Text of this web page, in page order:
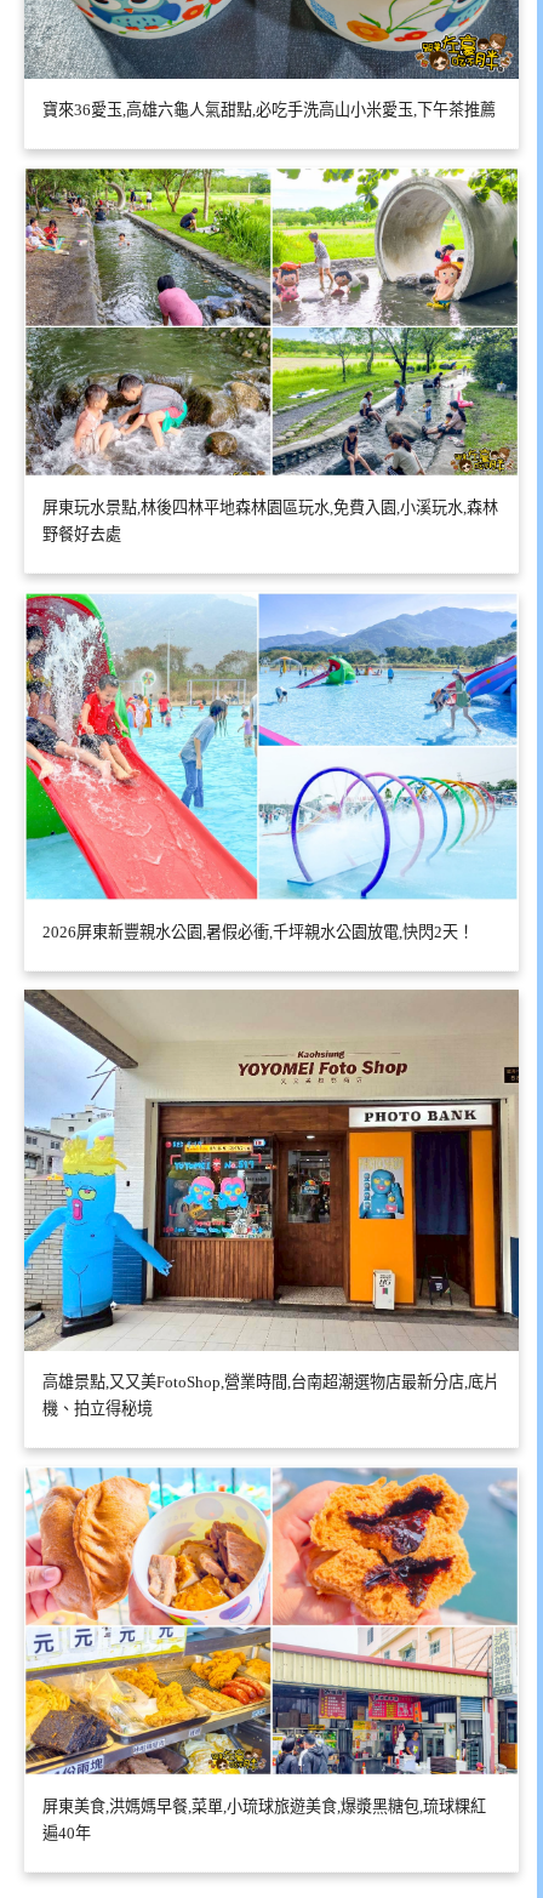
寶來36愛玉,高雄六龜人氣甜點,必吃手洗高山小米愛玉,下午茶推薦
屏東玩水景點,林後四林平地森林園區玩水,免費入園,小溪玩水,森林
野餐好去處
2026屏東新豐親水公園,暑假必衝,千坪親水公園放電,快閃2天！
高雄景點,又又美FotoShop,營業時間,台南超潮選物店最新分店,底片
機、拍立得秘境
屏東美食,洪媽媽早餐,菜單,小琉球旅遊美食,爆漿黑糖包,琉球粿紅
遍40年